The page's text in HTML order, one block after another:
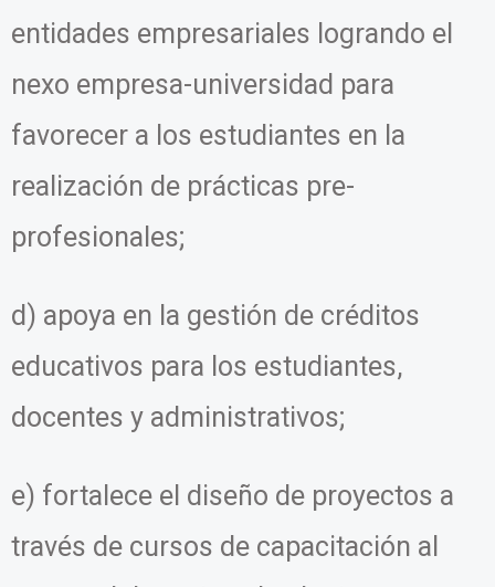
entidades empresariales logrando el
nexo empresa-universidad para
favorecer a los estudiantes en la
realización de prácticas pre-
profesionales;
d) apoya en la gestión de créditos
educativos para los estudiantes,
docentes y administrativos;
e) fortalece el diseño de proyectos a
través de cursos de capacitación al